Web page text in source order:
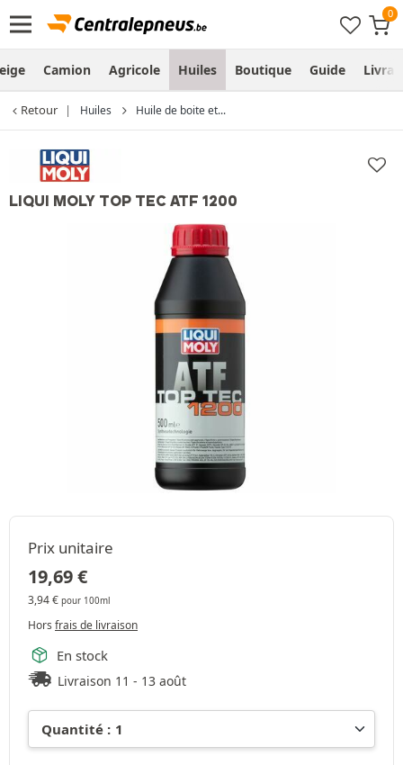
Camion Agricole Huiles Boutique Guide
Retour Huiles Huile de boite et...
LIQUI MOLY TOP TEC ATF 1200
Prix unitaire
19,69€
3,94€ pour 100ml
Hors frais de livraison
En stock
Livraison 11 - 13 août